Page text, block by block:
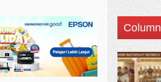
Column